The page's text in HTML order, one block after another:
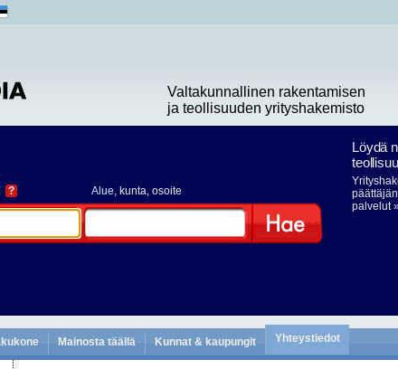
Valtakunnallinen rakentamisen
ja teollisuuden yrityshakemisto
? Alue, kunta, osoite
Löydä
palvelut
Mainosta täällä Kunnat & kaupungit Yhteystiedot